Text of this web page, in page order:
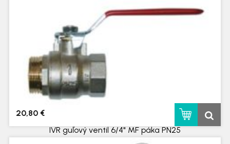
IVR guľový ventil 6/4" MF páka PN25
20,80 €